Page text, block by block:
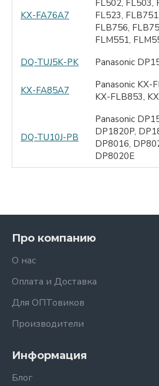
KX-FA76A7
FL502, FL503,
FL523,
FLB756,
FLM551,
DQ-TUJ5K-PK Panasonic
KX-FA85A7
Panasonic KX-
KX-FLB853,
DQ-TU10J-PB
Panasonic
DР1820P,
DР8016,
DP8020Е
Про компанию
О нас
Оплата и Доставка
Для ОПТовиков
Производители
Информация
Блог